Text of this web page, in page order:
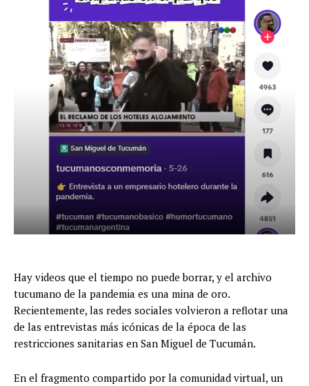
Hay videos que el tiempo no puede borrar, y el archivo
tucumano de la pandemia es una mina de oro.
Recientemente, las redes sociales volvieron a reflotar una
de las entrevistas más icónicas de la época de las
restricciones sanitarias en San Miguel de Tucumán.
En el fragmento compartido por la comunidad virtual, un